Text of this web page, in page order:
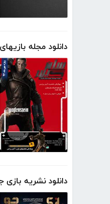
دانلود مجله
دانلود نشریه